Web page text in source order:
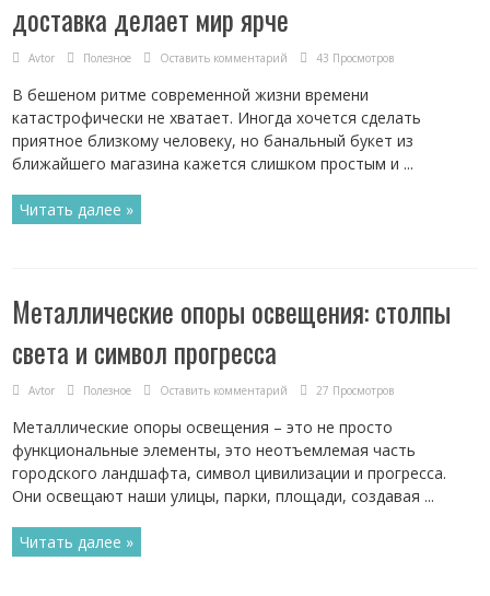
доставка делает мир ярче
Avtor Полезное Оставить комментарий 43 Просмотров
В бешеном ритме современной жизни времени
катастрофически не хватает. Иногда хочется сделать
приятное близкому человеку, но банальный букет из
ближайшего магазина кажется слишком простым и ...
Читать далее »
Металлические опоры освещения: столпы
света и символ прогресса
Avtor Полезное Оставить комментарий 27 Просмотров
Металлические опоры освещения – это не просто
функциональные элементы, это неотъемлемая часть
городского ландшафта, символ цивилизации и прогресса.
Они освещают наши улицы, парки, площади, создавая ...
Читать далее »